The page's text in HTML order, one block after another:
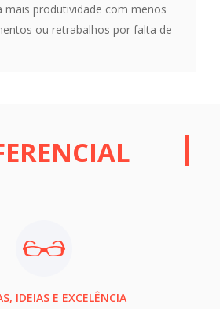
mais produtividade com menos
ou retrabalhos por falta de
IDEIAS E EXCELÊNCIA